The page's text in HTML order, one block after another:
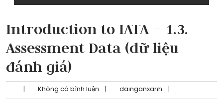
Introduction to IATA – 1.3.
Assessment Data (dữ liệu
đánh giá)
| Không có bình luận | dainganxanh |